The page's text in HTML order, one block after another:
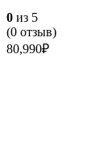
0 из 5
(0 отзыв)
80,990₽